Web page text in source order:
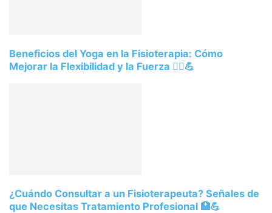
Beneficios del Yoga en la Fisioterapia: Cómo
Mejorar la Flexibilidad y la Fuerza 🧘‍♀️💪
¿Cuándo Consultar a un Fisioterapeuta? Señales de
que Necesitas Tratamiento Profesional 🏥💪